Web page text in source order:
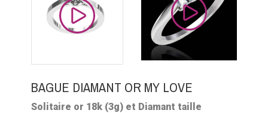
BAGUE DIAMANT OR MY LOVE
Solitaire or 18k (3g) et Diamant taille